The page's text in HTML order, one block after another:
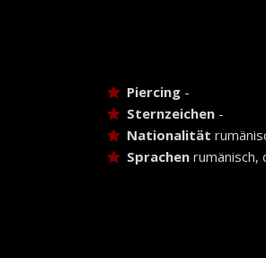
Piercing -
Sternzeichen -
Nationalität
Sprachen rumänisch,